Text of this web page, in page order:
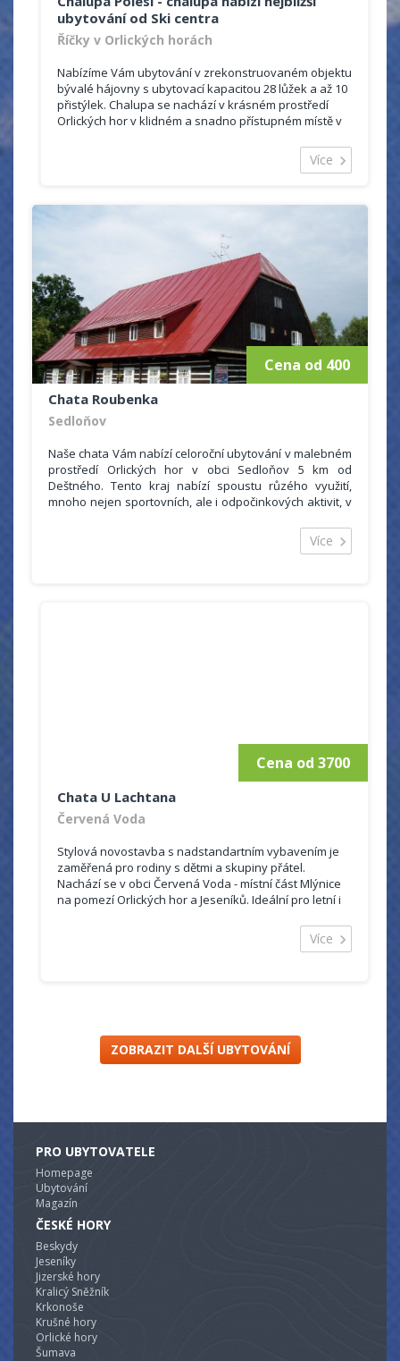
2 x 4-6 lůžek
ubytování od Ski centra
Říčky v Orlických horách
Nabízíme Vám ubytování v zrekonstruovaném objektu
bývalé hájovny s ubytovací kapacitou 28 lůžek a až 10
přistýlek. Chalupa se nachází v krásném prostředí
Orlických hor v klidném a snadno přístupném místě v
poskytujeme v zimním období slevu 20 % na jízdné v
30 % na aktivity lanového parku Říčky.
Více
Cena od 400
Chata Roubenka
Sedloňov
Naše chata Vám nabízí celoroční ubytování v malebném
prostředí Orlických hor v obci Sedloňov 5 km od
Deštného. Tento kraj nabízí spoustu růzého využití,
mnoho nejen sportovních, ale i odpočinkových aktivit, v
Sedloňov je též výborná základna pro cyklovýlety po
Více
Cena od 3700
Chata U Lachtana
Červená Voda
Stylová novostavba s nadstandartním vybavením je
zaměřená pro rodiny s dětmi a skupiny přátel.
Nachází se v obci Červená Voda - místní část Mlýnice
na pomezí Orlických hor a Jeseníků. Ideální pro letní i
V blízkosti se nachází spousta atrakcí a zajímavých
výletů, jako jsou např. rozhledny na Suchém Vrchu,
Více
ZOBRAZIT DALŠÍ UBYTOVÁNÍ
PRO UBYTOVATELE
Homepage
Ubytování
Magazín
ČESKÉ HORY
Beskydy
Jeseníky
Jizerské hory
Kralicý Sněžník
Krkonoše
Krušné hory
Orlické hory
Šumava